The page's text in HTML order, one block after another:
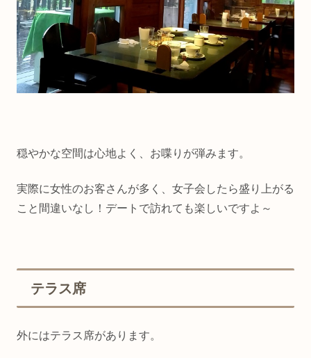
穏やかな空間は心地よく、お喋りが弾みます。
実際に女性のお客さんが多く、女子会したら盛り上がる
こと間違いなし！デートで訪れても楽しいですよ～
テラス席
外にはテラス席があります。